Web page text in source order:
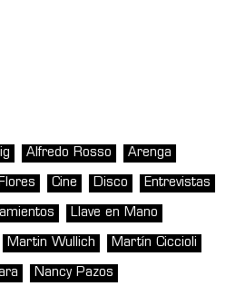
Alfredo Rosso Arenga
Cine Disco Entrevistas
Llave en Mano
Martin Wullich Martín Ciccioli
Nancy Pazos